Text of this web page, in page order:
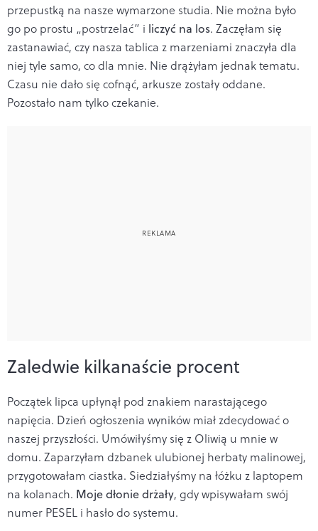
przepustką na nasze wymarzone studia. Nie można było
go po prostu „postrzelać” i liczyć na los. Zaczęłam się
zastanawiać, czy nasza tablica z marzeniami znaczyła dla
niej tyle samo, co dla mnie. Nie drążyłam jednak tematu.
Czasu nie dało się cofnąć, arkusze zostały oddane.
Pozostało nam tylko czekanie.
Zaledwie kilkanaście procent
Początek lipca upłynął pod znakiem narastającego
napięcia. Dzień ogłoszenia wyników miał zdecydować o
naszej przyszłości. Umówiłyśmy się z Oliwią u mnie w
domu. Zaparzyłam dzbanek ulubionej herbaty malinowej,
przygotowałam ciastka. Siedziałyśmy na łóżku z laptopem
na kolanach. Moje dłonie drżały, gdy wpisywałam swój
numer PESEL i hasło do systemu.